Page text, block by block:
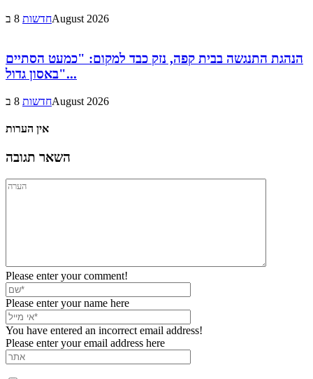
חדשות8 בAugust 2026
הנהגת התנגשה בבית קפה, נזק כבד למקום: "כמעט הסתיים
באסון גדול"...
חדשות8 בAugust 2026
אין הערות
השאר תגובה
Please enter your comment!
Please enter your name here
You have entered an incorrect email address!
Please enter your email address here